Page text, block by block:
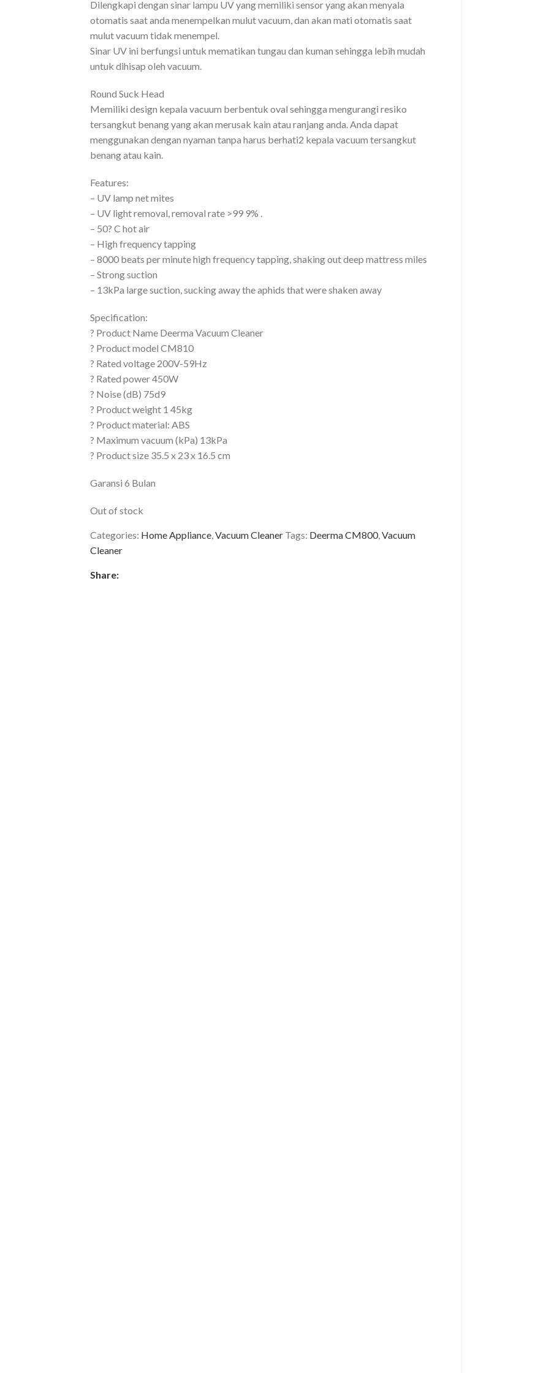
Dilengkapi dengan sinar lampu UV yang memiliki sensor yang akan menyala
otomatis saat anda menempelkan mulut vacuum, dan akan mati otomatis saat
mulut vacuum tidak menempel.
Sinar UV ini berfungsi untuk mematikan tungau dan kuman sehingga lebih mudah
untuk dihisap oleh vacuum.
Round Suck Head
Memiliki design kepala vacuum berbentuk oval sehingga mengurangi resiko
tersangkut benang yang akan merusak kain atau ranjang anda. Anda dapat
menggunakan dengan nyaman tanpa harus berhati2 kepala vacuum tersangkut
benang atau kain.
Features:
– UV lamp net mites
– UV light removal, removal rate >99 9% .
– 50? C hot air
– High frequency tapping
– 8000 beats per minute high frequency tapping, shaking out deep mattress miles
– Strong suction
– 13kPa large suction, sucking away the aphids that were shaken away
Specification:
? Product Name Deerma Vacuum Cleaner
? Product model CM810
? Rated voltage 200V-59Hz
? Rated power 450W
? Noise (dB) 75d9
? Product weight 1 45kg
? Product material: ABS
? Maximum vacuum (kPa) 13kPa
? Product size 35.5 x 23 x 16.5 cm
Garansi 6 Bulan
Out of stock
Categories: Home Appliance, Vacuum Cleaner Tags: Deerma CM800, Vacuum
Cleaner
Share: